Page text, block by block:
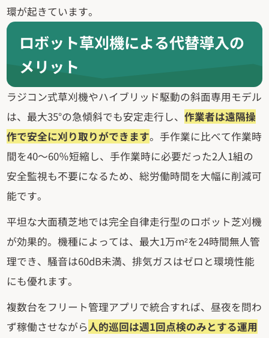
環が起きています。
ロボット草刈機による代替導入の
メリット
ラジコン式草刈機やハイブリッド駆動の斜面専用モデル
は、最大35°の急傾斜でも安定走行し、 作業者は遠隔操
作で安全に刈り取りができます。手作業に比べて作業時
間を40～60％短縮し、手作業時に必要だった2人1組の
安全監視も不要になるため、総労働時間を大幅に削減可
能です。
平坦な大面積芝地では完全自律走行型のロボット芝刈機
が効果的。機種によっては、最大1万m²を24時間無人管
理でき、騒音は60dB未満、排気ガスはゼロと環境性能
にも優れます。
複数台をフリート管理アプリで統合すれば、昼夜を問わ
ず稼働させながら人的巡回は週1回点検のみとする運用